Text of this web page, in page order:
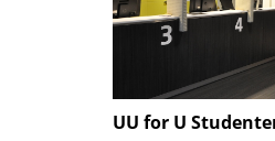
UU for U